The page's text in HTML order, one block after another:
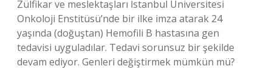
Zülfikar ve meslektaşları İstanbul Üniversitesi
Onkoloji Enstitüsü’nde bir ilke imza atarak 24
yaşında (doğuştan) Hemofili B hastasına gen
tedavisi uyguladılar. Tedavi sorunsuz bir şekilde
devam ediyor. Genleri değiştirmek mümkün mü?